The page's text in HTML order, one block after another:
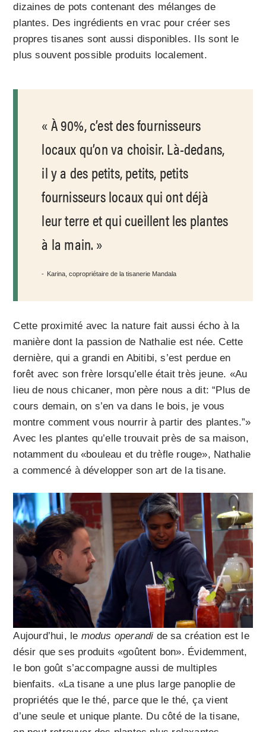
dizaines de pots contenant des mélanges de
plantes. Des ingrédients en vrac pour créer ses
propres tisanes sont aussi disponibles. Ils sont le
plus souvent possible produits localement.
À 90%, c’est des fournisseurs
locaux qu’on va choisir. Là-dedans,
il y a des petits, petits, petits
fournisseurs locaux qui ont déjà
leur terre et qui cueillent les plantes
à la main.
Karina, copropriétaire de la tisanerie Mandala
Cette proximité avec la nature fait aussi écho à la
manière dont la passion de Nathalie est née. Cette
dernière, qui a grandi en Abitibi, s’est perdue en
forêt avec son frère lorsqu’elle était très jeune. «Au
lieu de nous chicaner, mon père nous a dit: “Plus de
cours demain, on s’en va dans le bois, je vous
montre comment vous nourrir à partir des plantes.”»
Avec les plantes qu’elle trouvait près de sa maison,
notamment du «bouleau et du trèfle rouge», Nathalie
a commencé à développer son art de la tisane.
Aujourd’hui, le modus operandi de sa création est le
désir que ses produits «goûtent bon». Évidemment,
le bon goût s’accompagne aussi de multiples
bienfaits. «La tisane a une plus large panoplie de
propriétés que le thé, parce que le thé, ça vient
d’une seule et unique plante. Du côté de la tisane,